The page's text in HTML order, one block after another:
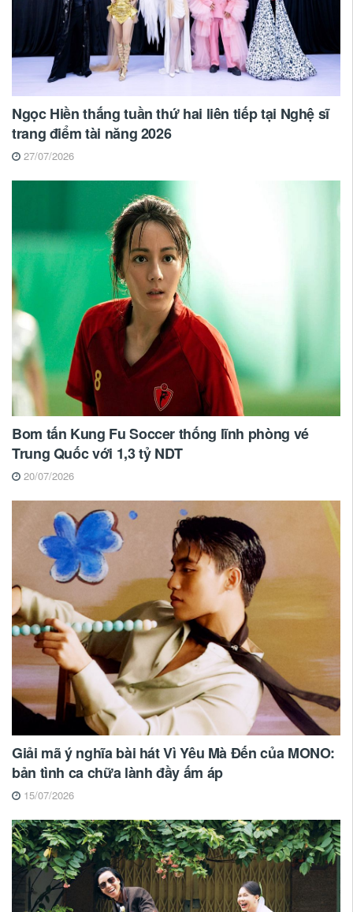
Ngọc Hiền thắng tuần thứ hai liên tiếp tại Nghệ sĩ
trang điểm tài năng 2026
27/07/2026
Bom tấn Kung Fu Soccer thống lĩnh phòng vé
Trung Quốc với 1,3 tỷ NDT
20/07/2026
Giải mã ý nghĩa bài hát Vì Yêu Mà Đến của MONO:
bản tình ca chữa lành đầy ấm áp
15/07/2026